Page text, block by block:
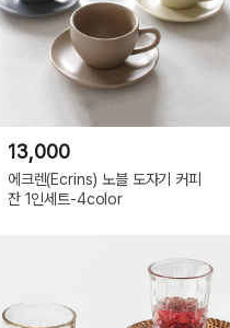
13,000
에크렌(Ecrins) 노블 도자기 커피
잔 1인세트-4color